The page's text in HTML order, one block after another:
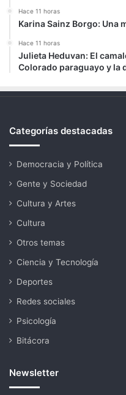
Hace 11 horas
Karina Sainz Borgo: Una
Hace 11 horas
Julieta Heduvan: El
Colorado paraguayo y la
Categorías destacadas
Democracia y Política
Gente y Sociedad
Cultura y Artes
Cultura
Otros temas
Ciencia y Tecnología
Deportes
Redes sociales
Psicología
Bitácora
Newsletter